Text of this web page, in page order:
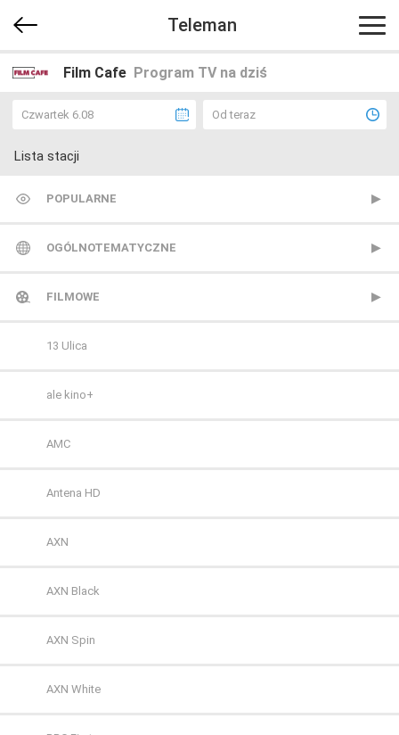
Teleman
Film Cafe Program TV na dziś
Czwartek 6.08 Od teraz
Lista stacji
POPULARNE
TVP 1
TVP 2
Polsat
TVN
OGÓLNOTEMATYCZNE
Metro TV
Nowa TV
Polonia 1
Polsat 2
Super Polsat
Tele 5
TV 4
TV 6
TV Puls
FILMOWE
13 Ulica
ale kino+
AMC
Antena HD
AXN
AXN Black
AXN Spin
AXN White